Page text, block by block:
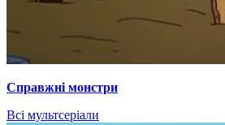
Справжні монстри
Всі мультсеріали